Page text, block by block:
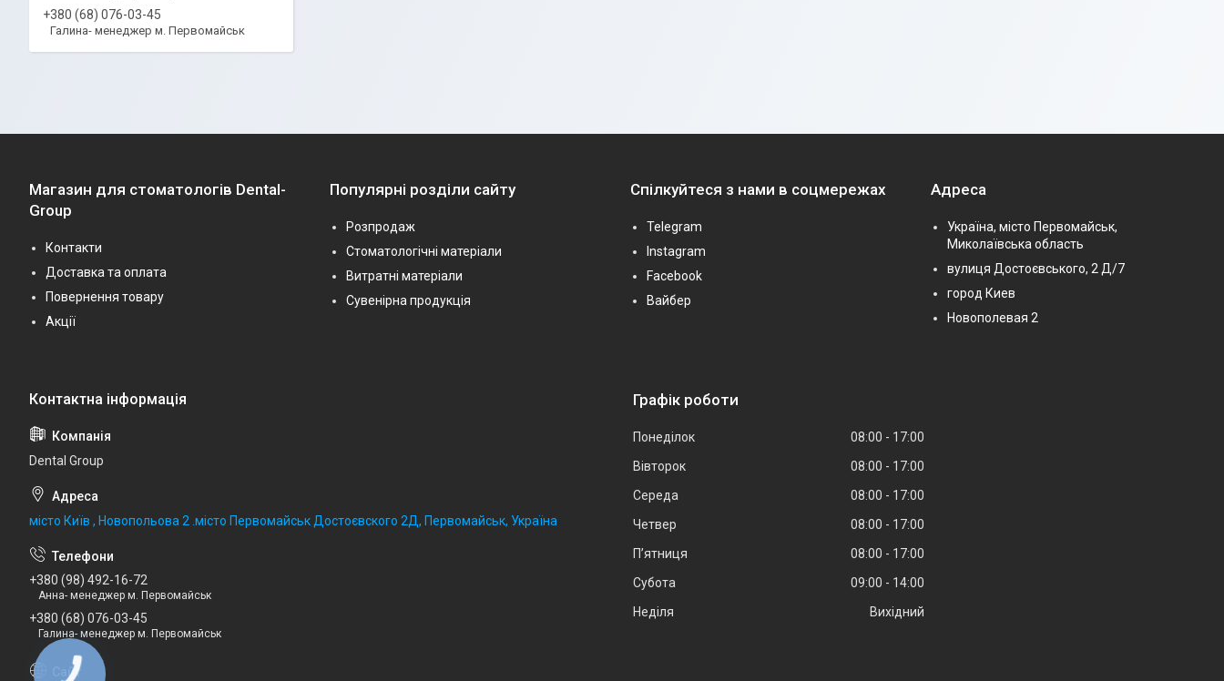
+380 (68) 076-03-45
Галина- менеджер м. Первомайськ
Магазин для стоматологів Dental-
Group
Контакти
Доставка та оплата
Повернення товару
Акції
Популярні розділи сайту
Розпродаж
Стоматологічні матеріали
Витратні матеріали
Сувенірна продукція
Спілкуйтеся з нами в соцмережах
Telegram
Instagram
Facebook
Вайбер
Адреса
Україна, місто Первомайськ,
Миколаївська область
вулиця Достоєвського, 2 Д/7
город Киев
Новополевая 2
Dental Group
місто Київ , Новопольова 2 .місто Первомайськ Достоєвского 2Д, Первомайськ, Україна
+380 (98) 492-16-72
Анна- менеджер м. Первомайськ
+380 (68) 076-03-45
Галина- менеджер м. Первомайськ
Графік роботи
Понеділок 08:00
17:00
Вівторок
08:00
17:00
Середа
08:00
17:00
Четвер
08:00
17:00
Пʼятниця
08:00
17:00
Субота
09:00
14:00
Неділя
Вихідний